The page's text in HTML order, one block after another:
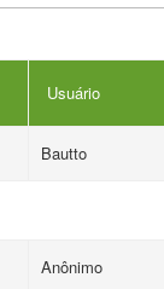
Usuário
Bautto
Anônimo